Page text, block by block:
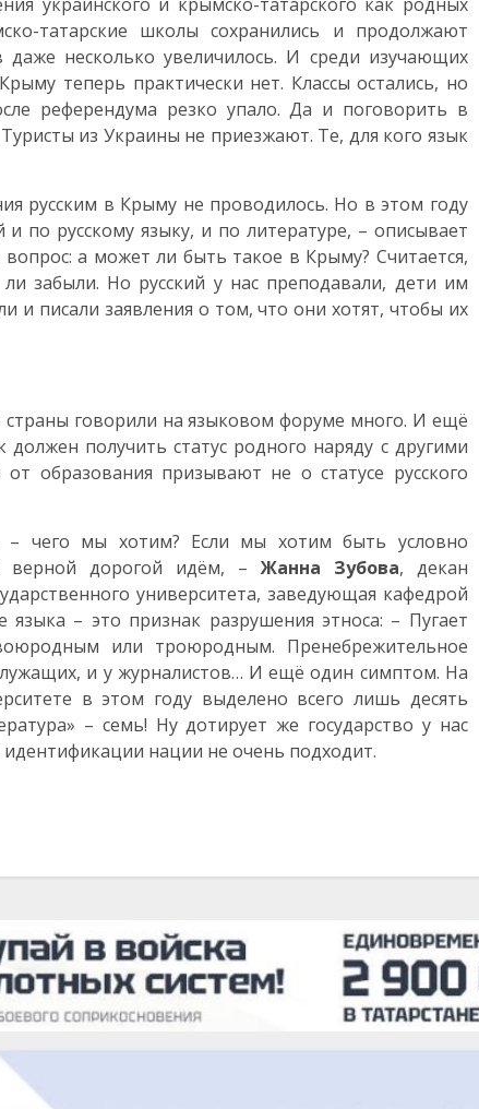
татарские школы сохранились и продолжают
даже несколько увеличилось. И среди изучающих
теперь практически нет. Классы остались, но
референдума резко упало. Да и поговорить в
из Украины не приезжают. Те, для кого язык
русским в Крыму не проводилось. Но в этом году
по русскому языку, и по литературе, – описывает
а может ли быть такое в Крыму? Считается,
забыли. Но русский у нас преподавали, дети им
и писали заявления о том, что они хотят, чтобы их
говорили на языковом форуме много. И ещё
получить статус родного наряду с другими
образования призывают не о статусе русского
– чего мы хотим? Если мы хотим быть условно
верной дорогой идём, –Жанна Зубова, декан
университета, заведующая кафедрой
языка – это признак разрушения этноса: – Пугает
или троюродным. Пренебрежительное
и у журналистов… И ещё один симптом. На
в этом году выделено всего лишь десять
– семь! Ну дотирует же государство у нас
нации не очень подходит.